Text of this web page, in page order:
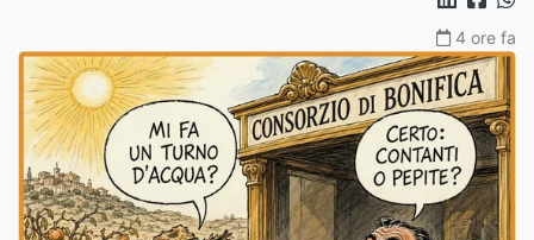
4 ore fa